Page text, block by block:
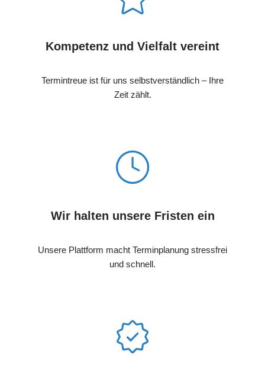
Kompetenz und Vielfalt vereint
Termintreue ist für uns selbstverständlich – Ihre
Zeit zählt.
Wir halten unsere Fristen ein
Unsere Plattform macht Terminplanung stressfrei
und schnell.